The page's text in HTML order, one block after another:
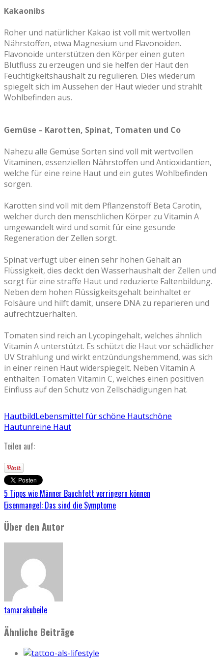
Kakaonibs
Roher und natürlicher Kakao ist voll mit wertvollen
Nährstoffen, etwa Magnesium und Flavonoiden.
Flavonoide unterstützen den Körper einen guten
Blutfluss zu erzeugen und sie helfen der Haut den
Feuchtigkeitshaushalt zu regulieren. Dies wiederum
spiegelt sich im Aussehen der Haut wieder und strahlt
Wohlbefinden aus.
Gemüse – Karotten, Spinat, Tomaten und Co
Nahezu alle Gemüse Sorten sind voll mit wertvollen
Vitaminen, essenziellen Nährstoffen und Antioxidantien,
welche für eine reine Haut und ein gutes Wohlbefinden
sorgen.
Karotten sind voll mit dem Pflanzenstoff Beta Carotin,
welcher durch den menschlichen Körper zu Vitamin A
umgewandelt wird und somit für eine gesunde
Regeneration der Zellen sorgt.
Spinat verfügt über einen sehr hohen Gehalt an
Flüssigkeit, dies deckt den Wasserhaushalt der Zellen und
sorgt für eine straffe Haut und reduzierte Faltenbildung.
Neben dem hohen Flüssigkeitsgehalt beinhaltet er
Folsäure und hilft damit, unsere DNA zu reparieren und
aufrechtzuerhalten.
Tomaten sind reich an Lycopingehalt, welches ähnlich
Vitamin A unterstützt. Es schützt die Haut vor schädlicher
UV Strahlung und wirkt entzündungshemmend, was sich
in einer reinen Haut widerspiegelt. Neben Vitamin A
enthalten Tomaten Vitamin C, welches einen positiven
Einfluss auf den Schutz von Zellschädigungen hat.
HautbildLebensmittel für schöne Hautschöne
Hautunreine Haut
Teilen auf:
5 Tipps wie Männer Bauchfett verringern können
Eisenmangel: Das sind die Symptome
Über den Autor
tamarakubeile
Ähnliche Beiträge